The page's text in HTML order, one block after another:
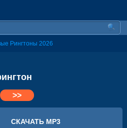
Рингтоны 2026
>>
СКАЧАТЬ MP3